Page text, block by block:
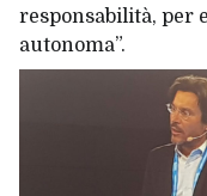
responsabilità, per
autonoma”.